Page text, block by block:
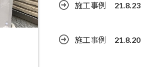
施工事例 21.8.23
施工事例 21.8.20